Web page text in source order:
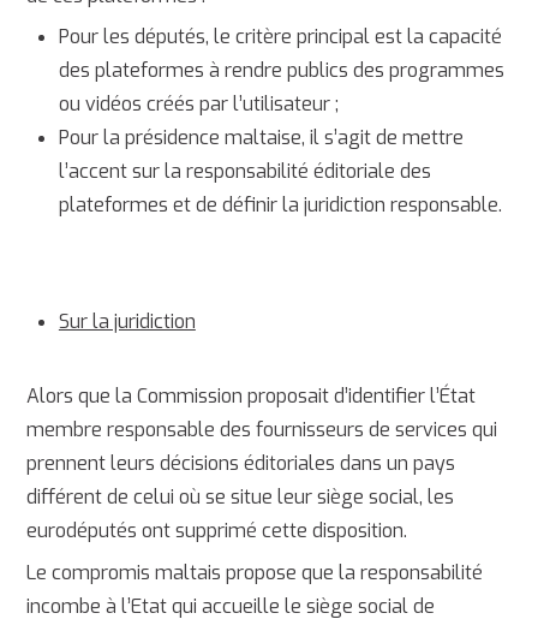
Pour les députés, le critère principal est la capacité
des plateformes à rendre publics des programmes
ou vidéos créés par l’utilisateur ;
Pour la présidence maltaise, il s’agit de mettre
l’accent sur la responsabilité éditoriale des
plateformes et de définir la juridiction responsable.
Sur la juridiction
Alors que la Commission proposait d’identifier l’État
membre responsable des fournisseurs de services qui
prennent leurs décisions éditoriales dans un pays
différent de celui où se situe leur siège social, les
eurodéputés ont supprimé cette disposition.
Le compromis maltais propose que la responsabilité
incombe à l’Etat qui accueille le siège social de